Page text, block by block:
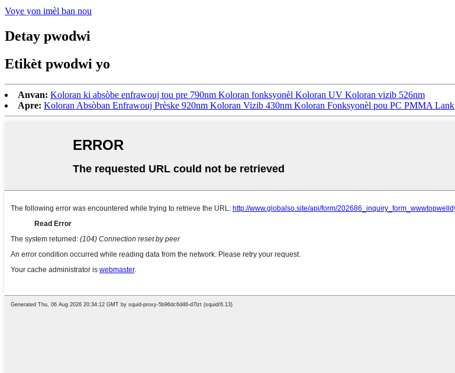
Voye yon imèl ban nou
Detay pwodwi
Etikèt pwodwi yo
Anvan: Koloran ki absòbe enfrawouj tou pre 790nm Koloran fonksyonèl Koloran UV Koloran vizib 526nm
Apre: Koloran Absòban Enfrawouj Prèske 920nm Koloran Vizib 430nm Koloran Fonksyonèl pou PC PMMA Lank